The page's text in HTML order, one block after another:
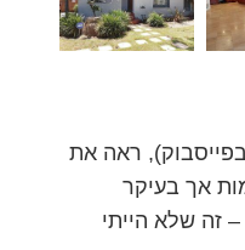
ראה את
אך בעיקר
זה שלא הייתי